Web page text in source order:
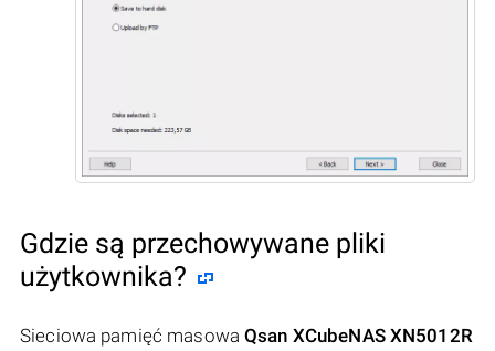
Gdzie są przechowywane pliki
użytkownika?
Sieciowa pamięć masowaQsan XCubeNAS XN5012R